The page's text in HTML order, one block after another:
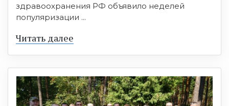
здравоохранения РФ объявило неделей
популяризации ...
Читать далее